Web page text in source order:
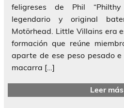
feligreses de Phil
legendario y original
Motörhead. Little Villains era
formación que reúne
aparte de ese peso pesado
macarra […]
Leer más